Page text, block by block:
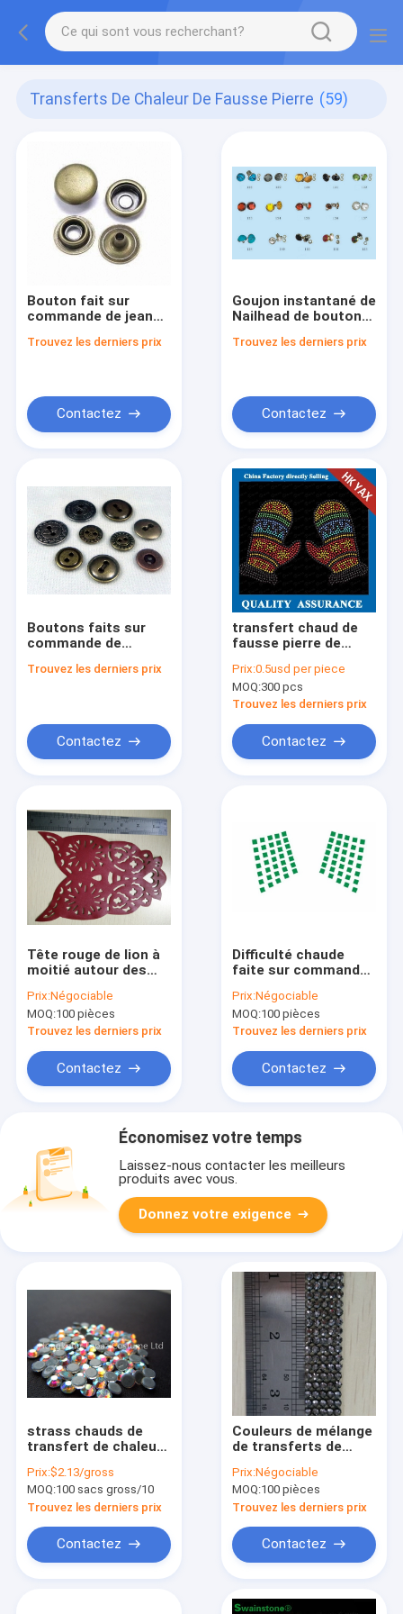
Transferts De Chaleur De Fausse Pierre (59)
Bouton fait sur
commande de jeans
Trouvez les derniers prix
Contactez
Goujon instantané de
Nailhead de boutons
Trouvez les derniers prix
Contactez
Boutons faits sur
commande de
Trouvez les derniers prix
Contactez
transfert chaud de
fausse pierre de
usine, fausse pierre
de transfert de vente
en gros de
de chaleur de fausse
pierre pour le
Prix:0.5usd per piece
MOQ:300 pcs
Trouvez les derniers prix
Contactez
Tête rouge de lion à
moitié autour des
pierre pour des
vêtements
Prix:Négociable
MOQ:100 pièces
Trouvez les derniers prix
Contactez
Difficulté chaude
faite sur commande
de chaleur de fausse
pierre de couleur
pour des vêtements
Prix:Négociable
MOQ:100 pièces
Trouvez les derniers prix
Contactez
Économisez votre temps
Laissez-nous contacter les meilleurs
produits avec vous.
Donnez votre exigence
strass chauds de
transfert de chaleur
difficulté ab de pierre
en cristal de couleur
de ss20
Prix:$2.13/gross
MOQ:100 sacs gross/10
Trouvez les derniers prix
Contactez
Couleurs de mélange
de transferts de
pierre de noir de
Customed pour des
jeunes
Prix:Négociable
MOQ:100 pièces
Trouvez les derniers prix
Contactez